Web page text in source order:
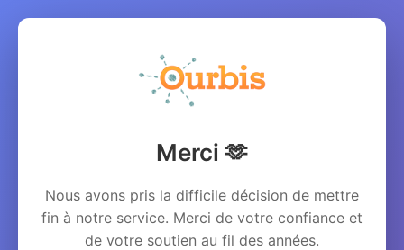
Merci 🫶
Nous avons pris la difficile décision de mettre
fin à notre service. Merci de votre confiance et
de votre soutien au fil des années.